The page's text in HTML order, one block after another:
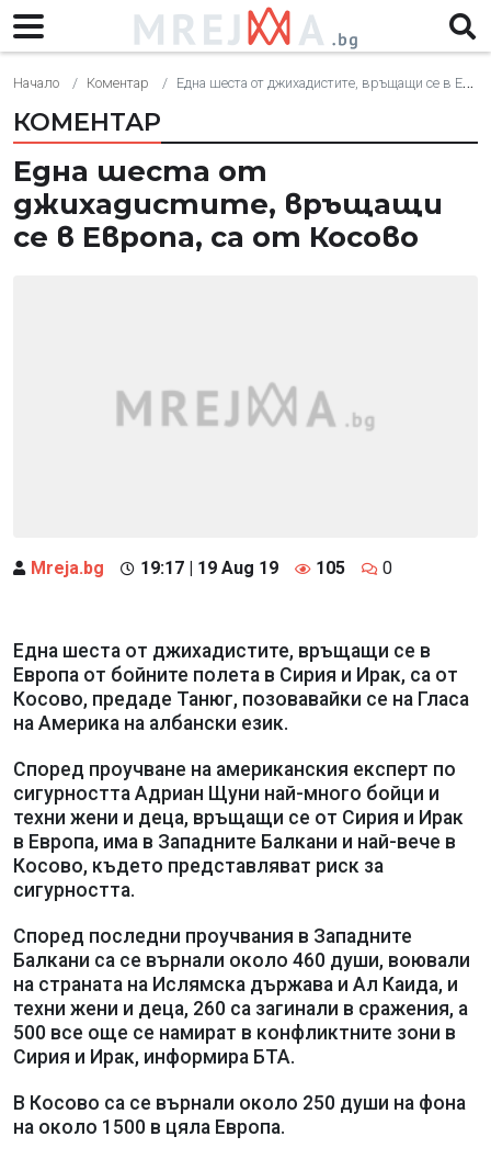
Начало Коментар Една шеста от джихадистите, връщащи се в Европа, са от Косово
КОМЕНТАР
Една шеста от
джихадистите, връщащи
се в Европа, са от Косово
Mreja.bg 19:17 | 19 Aug 19 105 0
Една шеста от джихадистите, връщащи се в
Европа от бойните полета в Сирия и Ирак, са от
Косово, предаде Танюг, позовавайки се на Гласа
на Америка на албански език.
Според проучване на американския експерт по
сигурността Адриан Щуни най-много бойци и
техни жени и деца, връщащи се от Сирия и Ирак
в Европа, има в Западните Балкани и най-вече в
Косово, където представляват риск за
сигурността.
Според последни проучвания в Западните
Балкани са се върнали около 460 души, воювали
на страната на Ислямска държава и Ал Каида, и
техни жени и деца, 260 са загинали в сражения, а
500 все още се намират в конфликтните зони в
Сирия и Ирак, информира БТА.
В Косово са се върнали около 250 души на фона
на около 1500 в цяла Европа.